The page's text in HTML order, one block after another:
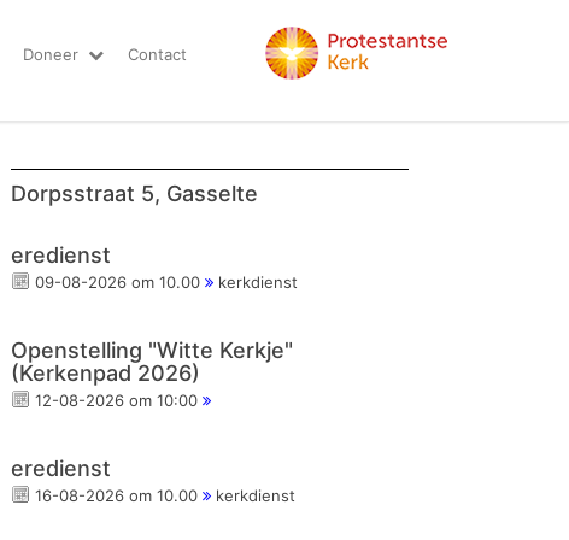
Doneer Contact
Dorpsstraat 5, Gasselte
eredienst
09-08-2026 om 10.00 kerkdienst
Openstelling "Witte Kerkje"
(Kerkenpad 2026)
12-08-2026 om 10:00
eredienst
16-08-2026 om 10.00 kerkdienst